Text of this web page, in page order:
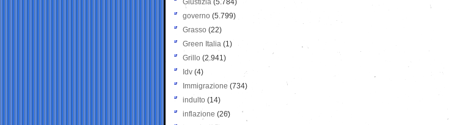
Giustizia (5.784)
governo (5.799)
Grasso (22)
Green Italia (1)
Grillo (2.941)
Idv (4)
Immigrazione (734)
indulto (14)
inflazione (26)